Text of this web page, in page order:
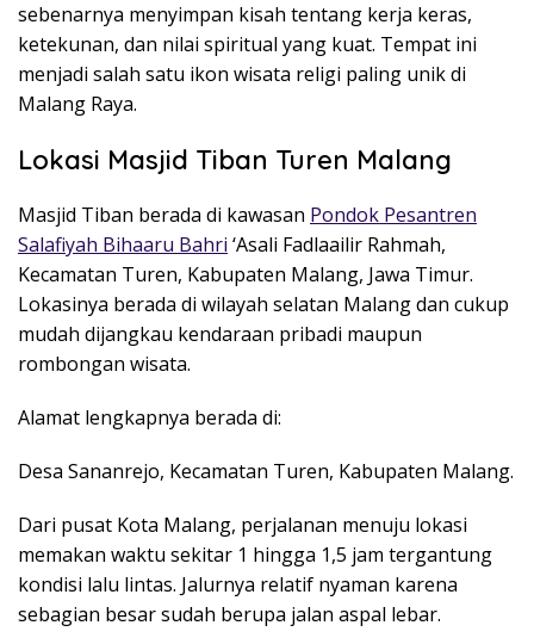
sebenarnya menyimpan kisah tentang kerja keras,
ketekunan, dan nilai spiritual yang kuat. Tempat ini
menjadi salah satu ikon wisata religi paling unik di
Malang Raya.
Lokasi Masjid Tiban Turen Malang
Masjid Tiban berada di kawasan Pondok Pesantren
Salafiyah Bihaaru Bahri ‘Asali Fadlaailir Rahmah,
Kecamatan Turen, Kabupaten Malang, Jawa Timur.
Lokasinya berada di wilayah selatan Malang dan cukup
mudah dijangkau kendaraan pribadi maupun
rombongan wisata.
Alamat lengkapnya berada di:
Desa Sananrejo, Kecamatan Turen, Kabupaten Malang.
Dari pusat Kota Malang, perjalanan menuju lokasi
memakan waktu sekitar 1 hingga 1,5 jam tergantung
kondisi lalu lintas. Jalurnya relatif nyaman karena
sebagian besar sudah berupa jalan aspal lebar.